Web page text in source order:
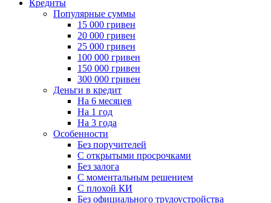
Кредиты
Популярные суммы
15 000 гривен
20 000 гривен
25 000 гривен
100 000 гривен
150 000 гривен
300 000 гривен
Деньги в кредит
На 6 месяцев
На 1 год
На 3 года
Особенности
Без поручителей
С открытыми просрочками
Без залога
С моментальным решением
С плохой КИ
Без официального трудоустройства